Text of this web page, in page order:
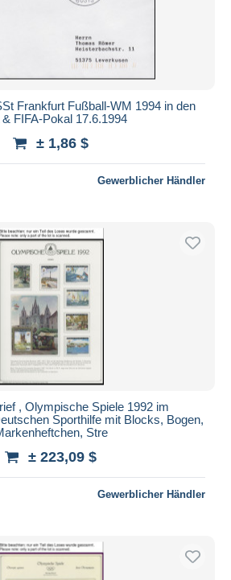
Frankfurt Fußball-WM 1994 in den
& FIFA-Pokal 17.6.1994
± 1,86 $
Gewerblicher Händler
, Olympische Spiele 1992 im
Sporthilfe mit Blocks, Bogen,
Stre
± 223,09 $
Gewerblicher Händler